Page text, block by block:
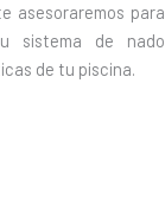
asesoraremos para
sistema de nado
de tu piscina.